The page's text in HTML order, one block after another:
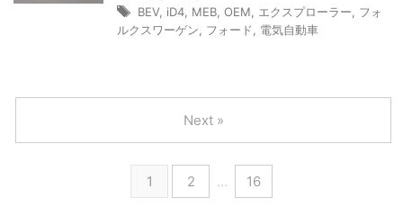
BEV, iD4 MEB OEM エクスプローラー
フォ
ルクスワーゲン
フォード 電気自動車
1 2 … 16
Next »